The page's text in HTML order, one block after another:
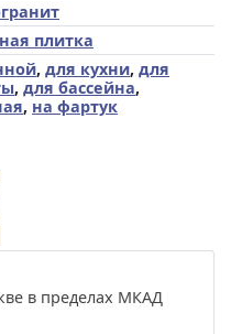
плитка
, для кухни, для
, для бассейна,
, на фартук
в пределах МКАД